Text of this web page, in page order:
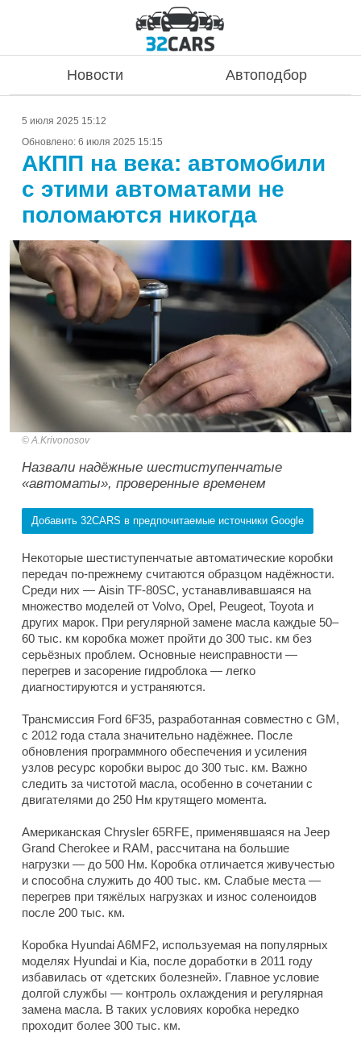
Новости Автоподбор
5 июля 2025 15:12
Обновлено: 6 июля 2025 15:15
АКПП на века: автомобили
с этими автоматами не
поломаются никогда
A.Krivonosov
Назвали надёжные шестиступенчатые
«автоматы», проверенные временем
Добавить 32CARS в предпочитаемые источники Google
Некоторые шестиступенчатые автоматические коробки
передач по-прежнему считаются образцом надёжности.
Среди них — Aisin TF-80SC, устанавливавшаяся на
множество моделей от Volvo, Opel, Peugeot, Toyota и
других марок. При регулярной замене масла каждые 50–
60 тыс. км коробка может пройти до 300 тыс. км без
серьёзных проблем. Основные неисправности —
перегрев и засорение гидроблока — легко
диагностируются и устраняются.
Трансмиссия Ford 6F35, разработанная совместно с GM,
с 2012 года стала значительно надёжнее. После
обновления программного обеспечения и усиления
узлов ресурс коробки вырос до 300 тыс. км. Важно
следить за чистотой масла, особенно в сочетании с
двигателями до 250 Нм крутящего момента.
Американская Chrysler 65RFE, применявшаяся на Jeep
Grand Cherokee и RAM, рассчитана на большие
нагрузки — до 500 Нм. Коробка отличается живучестью
и способна служить до 400 тыс. км. Слабые места —
перегрев при тяжёлых нагрузках и износ соленоидов
после 200 тыс. км.
Коробка Hyundai A6MF2, используемая на популярных
моделях Hyundai и Kia, после доработки в 2011 году
избавилась от «детских болезней». Главное условие
долгой службы — контроль охлаждения и регулярная
замена масла. В таких условиях коробка нередко
проходит более 300 тыс. км.